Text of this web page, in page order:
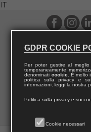
IT
GDPR COOKIE
Per poter gestire al
temporaneamente
denominati cookie. È molto
politica sulla privacy e
informazioni, leggi la nostra
Politica sulla privacy e sui
Cookie necessari